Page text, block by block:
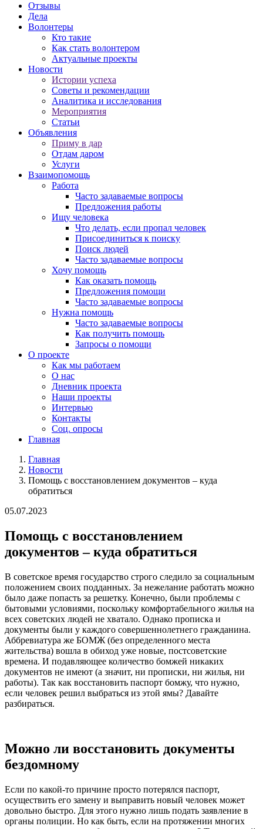
Отзывы
Дела
Волонтеры
Кто такие
Как стать волонтером
Актуальные проекты
Новости
Истории успеха
Советы и рекомендации
Аналитика и исследования
Мероприятия
Статьи
Объявления
Приму в дар
Отдам даром
Услуги
Взаимопомощь
Работа
Часто задаваемые вопросы
Предложения работы
Ищу человека
Что делать, если пропал человек
Присоединиться к поиску
Поиск людей
Часто задаваемые вопросы
Хочу помощь
Как оказать помощь
Предложения помощи
Часто задаваемые вопросы
Нужна помощь
Часто задаваемые вопросы
Как получить помощь
Запросы о помощи
О проекте
Как мы работаем
О нас
Дневник проекта
Наши проекты
Интервью
Контакты
Соц. опросы
Главная
Главная
Новости
Помощь с восстановлением документов – куда
обратиться
05.07.2023
Помощь с восстановлением
документов – куда обратиться
В советское время государство строго следило за социальным
положением своих подданных. За нежелание работать можно
было даже попасть за решетку. Конечно, были проблемы с
бытовыми условиями, поскольку комфортабельного жилья на
всех советских людей не хватало. Однако прописка и
документы были у каждого совершеннолетнего гражданина.
Аббревиатура же БОМЖ (без определенного места
жительства) вошла в обиход уже новые, постсоветские
времена. И подавляющее количество бомжей никаких
документов не имеют (а значит, ни прописки, ни жилья, ни
работы). Так как восстановить паспорт бомжу, что нужно,
если человек решил выбраться из этой ямы? Давайте
разбираться.
Можно ли восстановить документы
бездомному
Если по какой-то причине просто потерялся паспорт,
осуществить его замену и выправить новый человек может
довольно быстро. Для этого нужно лишь подать заявление в
органы полиции. Но как быть, если на протяжении многих